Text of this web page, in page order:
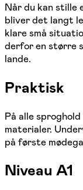
Når du kan stille
bliver det langt
klare små
derfor en større
lande.
Praktisk
På alle
materialer.
på første
Niveau A1